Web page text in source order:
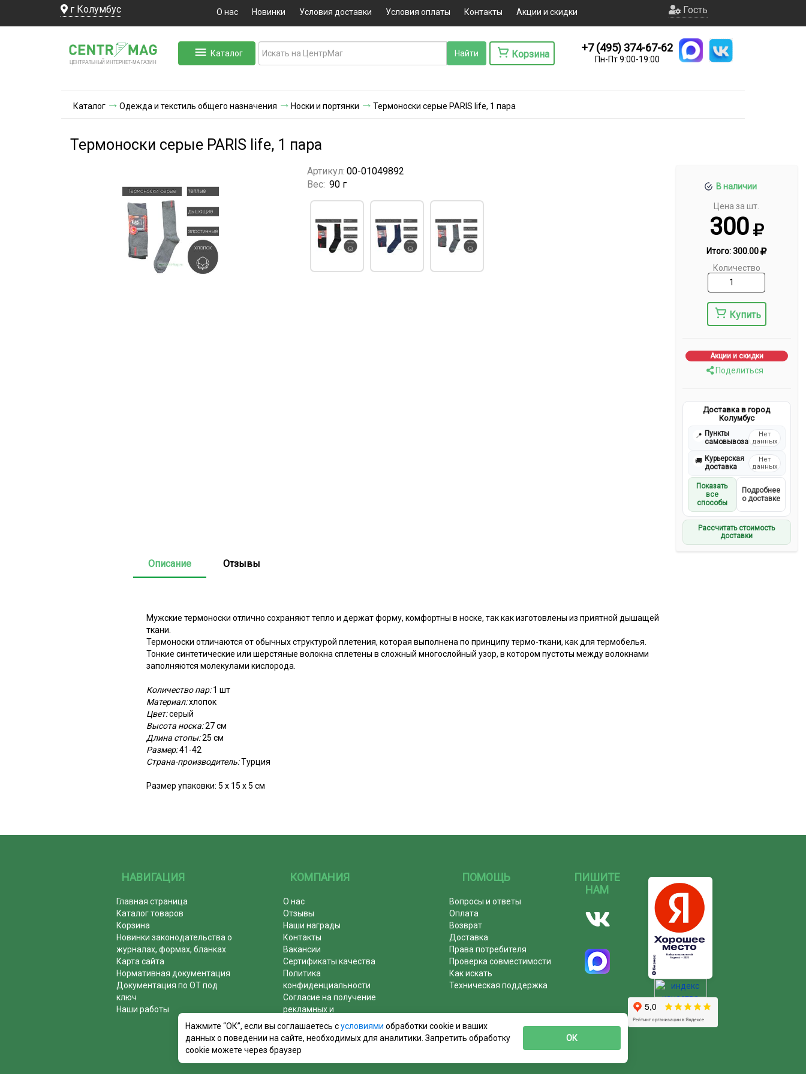
г Колумбус О нас Новинки Условия доставки Условия оплаты Контакты Акции и скидки Гость
ЦЕНТРАЛЬНЫЙ ИНТЕРНЕТ-МА ГАЗИН
Каталог Корзина
+7 (495) 374-67-62
Пн-Пт 9:00-19:00
Каталог Одежда и текстиль общего назначения Носки и портянки Термоноски серые PARIS life, 1 пара
Термоноски серые PARIS life, 1 пара
В наличии
Цена за шт.
300
Итого:300.00
Количество
Купить
Акции и скидки
Поделиться
Доставка в город
Колумбус
📍 Пункты
самовывоза
Нет
данных
🚚 Курьерская
доставка
Нет
данных
Показать
все
способы
Подробнее
о доставке
Рассчитать стоимость
доставки
Артикул: 00-01049892
Вес: 90 г
Описание Отзывы
Мужские термоноски отлично сохраняют тепло и держат форму, комфортны в носке, так как изготовлены из приятной дышащей
ткани.
Термоноски отличаются от обычных структурой плетения, которая выполнена по принципу термо-ткани, как для термобелья.
Тонкие синтетические или шерстяные волокна сплетены в сложный многослойный узор, в котором пустоты между волокнами
заполняются молекулами кислорода.
Количество пар:1 шт
Материал:хлопок
Цвет:серый
Высота носка:27 см
Длина стопы:25 см
Размер:41-42
Страна-производитель:Турция
Размер упаковки: 5 х 15 х 5 см
НАВИГАЦИЯ
Главная страница
Каталог товаров
Корзина
Новинки законодательства о
журналах, формах, бланках
Карта сайта
Нормативная документация
Документация по ОТ под
ключ
Наши работы
КОМПАНИЯ
О нас
Отзывы
Наши награды
Контакты
Вакансии
Сертификаты качества
Политика
конфиденциальности
Согласие на получение
рекламных и
информационных рассылок
Почему журналы покупают у
ПОМОЩЬ
Вопросы и ответы
Оплата
Возврат
Доставка
Права потребителя
Проверка совместимости
Как искать
Техническая поддержка
ПИШИТЕ
НАМ
Нажмите “ОК”, если вы соглашаетесь сусловиями обработки cookie и ваших
данных о поведении на сайте, необходимых для аналитики. Запретить обработку
cookie можете через браузер
ОК